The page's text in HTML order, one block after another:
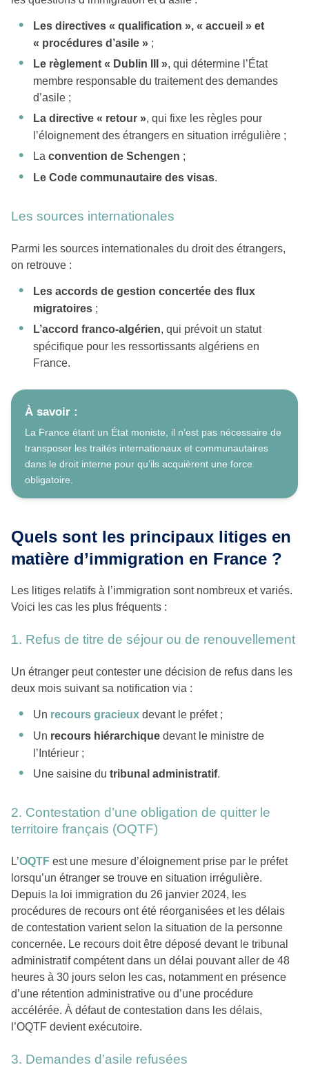
Les directives « qualification », « accueil » et
« procédures d’asile » ;
Le règlement « Dublin III », qui détermine l’État
membre responsable du traitement des demandes
d’asile ;
La directive « retour », qui fixe les règles pour
l’éloignement des étrangers en situation irrégulière ;
La convention de Schengen ;
Le Code communautaire des visas.
Les sources internationales
Parmi les sources internationales du droit des étrangers,
on retrouve :
Les accords de gestion concertée des flux
migratoires ;
L’accord franco-algérien, qui prévoit un statut
spécifique pour les ressortissants algériens en
France.
À savoir :
La France étant un État moniste, il n’est pas nécessaire de
transposer les traités internationaux et communautaires
dans le droit interne pour qu’ils acquièrent une force
obligatoire.
Quels sont les principaux litiges en
matière d’immigration en France ?
Les litiges relatifs à l’immigration sont nombreux et variés.
Voici les cas les plus fréquents :
1. Refus de titre de séjour ou de renouvellement
Un étranger peut contester une décision de refus dans les
deux mois suivant sa notification via :
Un recours gracieux devant le préfet ;
Un recours hiérarchique devant le ministre de
l’Intérieur ;
Une saisine du tribunal administratif.
2. Contestation d’une obligation de quitter le
territoire français (OQTF)
L’OQTF est une mesure d’éloignement prise par le préfet
lorsqu’un étranger se trouve en situation irrégulière.
Depuis la loi immigration du 26 janvier 2024, les
procédures de recours ont été réorganisées et les délais
de contestation varient selon la situation de la personne
concernée. Le recours doit être déposé devant le tribunal
administratif compétent dans un délai pouvant aller de 48
heures à 30 jours selon les cas, notamment en présence
d’une rétention administrative ou d’une procédure
accélérée. À défaut de contestation dans les délais,
l’OQTF devient exécutoire.
3. Demandes d’asile refusées